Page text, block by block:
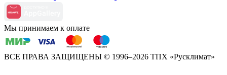
Мы принимаем к оплате
ВСЕ ПРАВА ЗАЩИЩЕНЫ © 1996–2026 ТПХ «Русклимат»